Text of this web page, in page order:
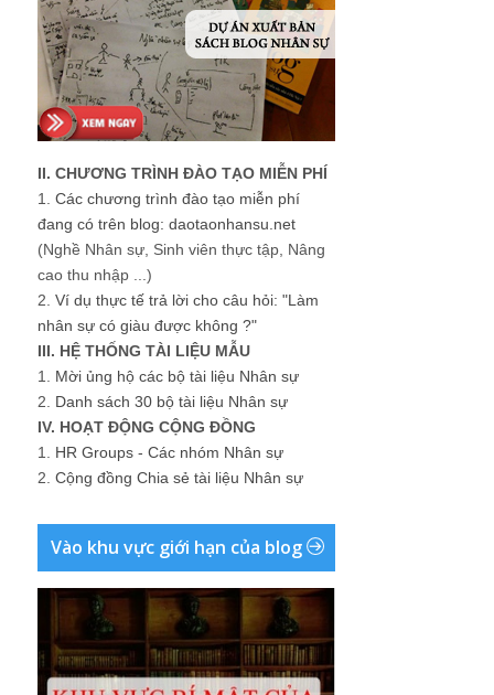
II. CHƯƠNG TRÌNH ĐÀO TẠO MIỄN PHÍ
1. Các chương trình đào tạo miễn phí
đang có trên blog: daotaonhansu.net
(Nghề Nhân sự, Sinh viên thực tập, Nâng
cao thu nhập ...)
2. Ví dụ thực tế trả lời cho câu hỏi: "Làm
nhân sự có giàu được không ?"
III. HỆ THỐNG TÀI LIỆU MẪU
1. Mời ủng hộ các bộ tài liệu Nhân sự
2. Danh sách 30 bộ tài liệu Nhân sự
IV. HOẠT ĐỘNG CỘNG ĐỒNG
1. HR Groups - Các nhóm Nhân sự
2. Cộng đồng Chia sẻ tài liệu Nhân sự
Vào khu vực giới hạn của blog